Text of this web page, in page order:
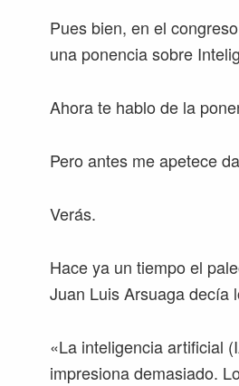
Pues bien, en el
una ponencia sobre
Ahora te hablo de la
Pero antes me apetece
Verás.
Hace ya un tiempo el
Juan Luis Arsuaga decía
«La inteligencia artificial
impresiona demasiado.